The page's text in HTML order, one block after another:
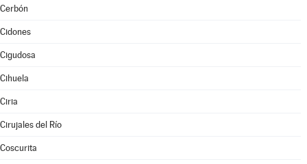
Cerbón
Cidones
Cigudosa
Cihuela
Ciria
Cirujales del Río
Coscurita